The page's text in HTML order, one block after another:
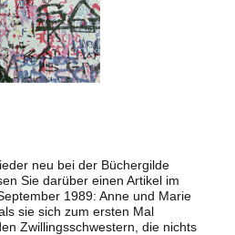
neu bei der Büchergilde
Sie darüber einen Artikel im
1989: Anne und Marie
sie sich zum ersten Mal
Zwillingsschwestern, die nichts